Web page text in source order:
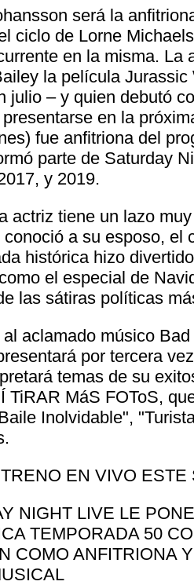
será la
ciclo de Lorne
en la misma. La
la película
julio – y quien debutó
en la
fue anfitriona del
parte de Saturday
y 2019.
actriz tiene un lazo
a su esposo, el
histórica hizo
el especial de
las sátiras políticas
aclamado músico
por tercera
temas de su
TiRAR MáS FOToS,
Inolvidable",
EN VIVO ESTE
NIGHT LIVE LE
TEMPORADA 50
COMO ANFITRIONA